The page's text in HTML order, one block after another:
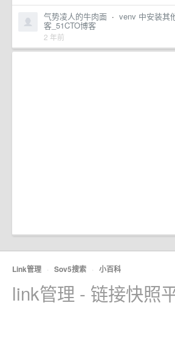
气势凌人的牛肉面 · venv 中安装其
客_51CTO博客
2 年前
Link管理 · Sov5搜索 · 小百科
link管理 - 链接快照